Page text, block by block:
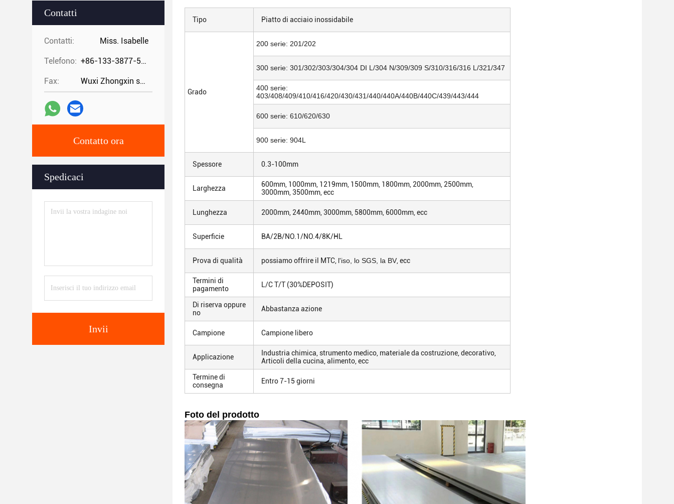
Contatti
Contatti: Miss. Isabelle
Telefono: +86-133-3877-5875
Fax: Wuxi Zhongxin special steel co.,
Contatto ora
Spedicaci
Invii
Tipo Piatto di acciaio inossidabile
Grado
200 serie: 201/202
300 serie: 301/302/303/304/304 DI L/304 N/309/309 S/310/316/316 L/321/347
400 serie:
403/408/409/410/416/420/430/431/440/440A/440B/440C/439/443/444
600 serie: 610/620/630
900 serie: 904L
Spessore 0.3-100mm
Larghezza
600mm, 1000mm, 1219mm, 1500mm, 1800mm, 2000mm, 2500mm,
3000mm, 3500mm, ecc
Lunghezza 2000mm, 2440mm, 3000mm, 5800mm, 6000mm, ecc
Superficie BA/2B/NO.1/NO.4/8K/HL
Prova di qualità possiamo offrire il MTC, l'iso, lo SGS, la BV , ecc
Termini di
pagamento
L/C T/T (30%DEPOSIT)
Di riserva oppure
no
Abbastanza azione
Campione Campione libero
Applicazione
Industria chimica, strumento medico, materiale da costruzione, decorativo,
Articoli della cucina, alimento, ecc
Termine di
consegna
Entro 7-15 giorni
Foto del prodotto